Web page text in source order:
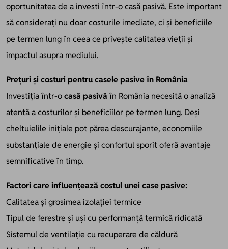
oportunitatea de a investi într-o casă pasivă. Este important
să considerați nu doar costurile imediate, ci și beneficiile
pe termen lung în ceea ce privește calitatea vieții și
impactul asupra mediului.
Prețuri și costuri pentru casele pasive în România
Investiția într-ocasă pasivă în România necesită o analiză
atentă a costurilor și beneficiilor pe termen lung. Deși
cheltuielile inițiale pot părea descurajante, economiile
substanțiale de energie și confortul sporit oferă avantaje
semnificative în timp.
Factori care influențează costul unei case pasive:
Calitatea și grosimea izolației termice
Tipul de ferestre și uși cu performanță termică ridicată
Sistemul de ventilație cu recuperare de căldură